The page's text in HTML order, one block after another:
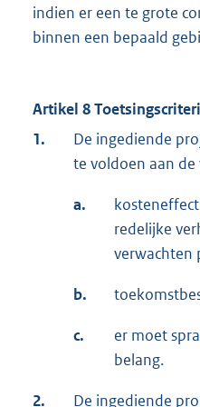
indien er een te grote
binnen een bepaald
Artikel 8
1.
De ingediende
te voldoen aan
a.
redelijke
verwachten
b.
c.
er moet
belang.
2. De ingediende